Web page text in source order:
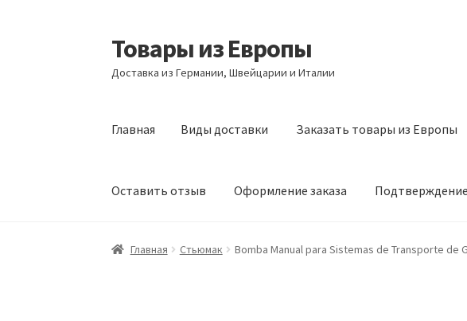
Перейти
к
навигации
Перейти
к
содержимому
Товары из Европы
Доставка из Германии, Швейцарии и Италии
Главная Виды доставки Заказать товары из Европы
Оставить отзыв Оформление заказа Подтверждение
Главная Виды доставки Заказать товары из Европы Контакты
Главная Стьюмак Bomba Manual para Sistemas de Transporte de